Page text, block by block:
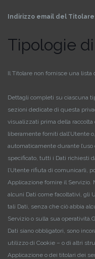
Indirizzo email del
Tipologie
Il Titolare non fornisce una lista
Dettagli completi su ciascuna
sezioni dedicate di questa
visualizzati prima della raccolta
liberamente forniti dall’Utente
automaticamente durante
specificato, tutti i Dati richiesti
l’Utente rifiuta di comunicarli,
Applicazione fornire il Servizio.
alcuni Dati come facoltativi, gli
tali Dati, senza che ciò abbia
Servizio o sulla sua operatività.
Dati siano obbligatori, sono
utilizzo di Cookie – o di altri
Applicazione o dei titolari dei